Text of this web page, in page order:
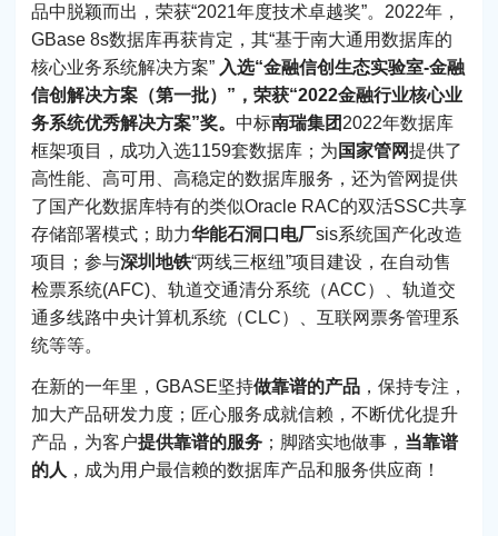
品中脱颖而出，荣获“2021年度技术卓越奖”。2022年，
GBase 8s数据库再获肯定，其“基于南大通用数据库的
核心业务系统解决方案” 入选“金融信创生态实验室-金融
信创解决方案（第一批）”，荣获“2022金融行业核心业
务系统优秀解决方案”奖。 中标南瑞集团 2022年数据库
框架项目，成功入选1159套数据库；为 国家管网提供了
高性能、高可用、高稳定的数据库服务，还为管网提供
了国产化数据库特有的类似Oracle RAC的双活SSC共享
存储部署模式；助力华能石洞口电厂sis系统国产化改造
项目；参与深圳地铁“两线三枢纽”项目建设，在自动售
检票系统(AFC)、轨道交通清分系统（ACC）、轨道交
通多线路中央计算机系统（CLC）、互联网票务管理系
统等等。
在新的一年里，GBASE坚持做靠谱的产品 ，保持专注，
加大产品研发力度；匠心服务成就信赖，不断优化提升
产品，为客户提供靠谱的服务 ；脚踏实地做事， 当靠谱
的人 ，成为用户最信赖的数据库产品和服务供应商！